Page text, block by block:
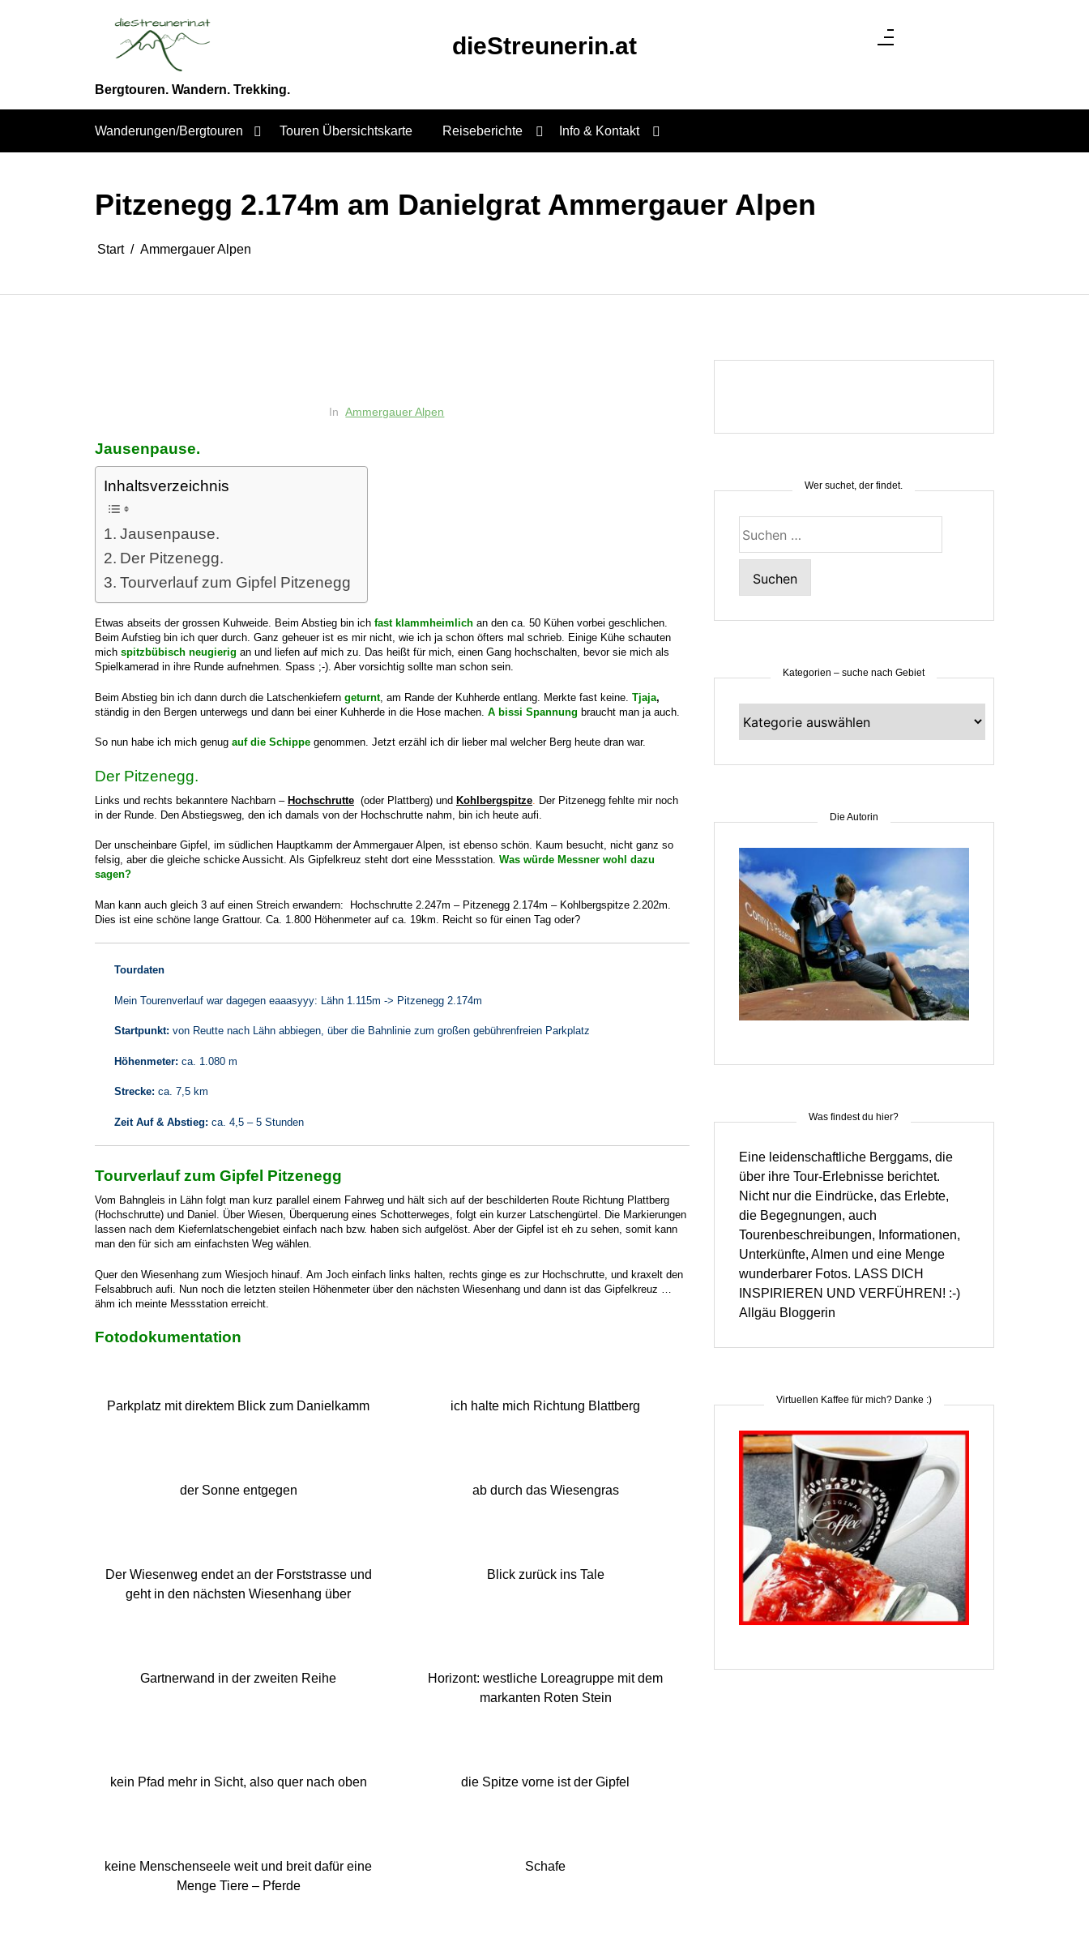
dieStreunerin.at
Bergtouren. Wandern. Trekking.
Wanderungen/Bergtouren Touren Übersichtskarte Reiseberichte Info & Kontakt
Pitzenegg 2.174m am Danielgrat Ammergauer Alpen
Start Ammergauer Alpen
In Ammergauer Alpen
Jausenpause.
Inhaltsverzeichnis
Jausenpause.
Der Pitzenegg.
Tourverlauf zum Gipfel Pitzenegg
Etwas abseits der grossen Kuhweide. Beim Abstieg bin ich fast klammheimlich an den ca. 50 Kühen vorbei geschlichen.
Beim Aufstieg bin ich quer durch. Ganz geheuer ist es mir nicht, wie ich ja schon öfters mal schrieb. Einige Kühe schauten
mich spitzbübisch neugierig an und liefen auf mich zu. Das heißt für mich, einen Gang hochschalten, bevor sie mich als
Spielkamerad in ihre Runde aufnehmen. Spass ;-). Aber vorsichtig sollte man schon sein.
Beim Abstieg bin ich dann durch die Latschenkiefern geturnt, am Rande der Kuhherde entlang. Merkte fast keine. Tjaja,
ständig in den Bergen unterwegs und dann bei einer Kuhherde in die Hose machen. A bissi Spannung braucht man ja auch.
So nun habe ich mich genug auf die Schippe genommen. Jetzt erzähl ich dir lieber mal welcher Berg heute dran war.
Der Pitzenegg.
Links und rechts bekanntere Nachbarn – Hochschrutte (oder Plattberg) und Kohlbergspitze Der Pitzenegg fehlte mir noch
in der Runde. Den Abstiegsweg, den ich damals von der Hochschrutte nahm, bin ich heute aufi.
Der unscheinbare Gipfel, im südlichen Hauptkamm der Ammergauer Alpen, ist ebenso schön. Kaum besucht, nicht ganz so
felsig, aber die gleiche schicke Aussicht. Als Gipfelkreuz steht dort eine Messstation. Was würde Messner wohl dazu
sagen?
Man kann auch gleich 3 auf einen Streich erwandern: Hochschrutte 2.247m – Pitzenegg 2.174m – Kohlbergspitze 2.202m.
Dies ist eine schöne lange Grattour. Ca. 1.800 Höhenmeter auf ca. 19km. Reicht so für einen Tag oder?
Tourdaten
Mein Tourenverlauf war dagegen eaaasyyy: Lähn 1.115m -> Pitzenegg 2.174m
Startpunkt: von Reutte nach Lähn abbiegen, über die Bahnlinie zum großen gebührenfreien Parkplatz
Höhenmeter: ca. 1.080 m
Strecke: ca. 7,5 km
Zeit Auf & Abstieg: ca. 4,5 – 5 Stunden
Tourverlauf zum Gipfel Pitzenegg
Vom Bahngleis in Lähn folgt man kurz parallel einem Fahrweg und hält sich auf der beschilderten Route Richtung Plattberg
(Hochschrutte) und Daniel. Über Wiesen, Überquerung eines Schotterweges, folgt ein kurzer Latschengürtel. Die Markierungen
lassen nach dem Kiefernlatschengebiet einfach nach bzw. haben sich aufgelöst. Aber der Gipfel ist eh zu sehen, somit kann
man den für sich am einfachsten Weg wählen.
Quer den Wiesenhang zum Wiesjoch hinauf. Am Joch einfach links halten, rechts ginge es zur Hochschrutte, und kraxelt den
Felsabbruch aufi. Nun noch die letzten steilen Höhenmeter über den nächsten Wiesenhang und dann ist das Gipfelkreuz …
ähm ich meinte Messstation erreicht.
Fotodokumentation
Parkplatz mit direktem Blick zum Danielkamm ich halte mich Richtung Blattberg
der Sonne entgegen ab durch das Wiesengras
Der Wiesenweg endet an der Forststrasse und
geht in den nächsten Wiesenhang über
Blick zurück ins Tale
Gartnerwand in der zweiten Reihe
Horizont: westliche Loreagruppe mit dem
markanten Roten Stein
kein Pfad mehr in Sicht, also quer nach oben die Spitze vorne ist der Gipfel
keine Menschenseele weit und breit dafür eine
Menge Tiere – Pferde
Schafe
Wer suchet, der findet.
nach:
Kategorien – suche nach Gebiet
–
Die Autorin
Was findest du hier?
Eine leidenschaftliche Berggams, die
über ihre Tour-Erlebnisse berichtet.
Nicht nur die Eindrücke, das Erlebte,
die Begegnungen, auch
Tourenbeschreibungen, Informationen,
Unterkünfte, Almen und eine Menge
wunderbarer Fotos. LASS DICH
INSPIRIEREN UND VERFÜHREN! :-)
Allgäu Bloggerin
Virtuellen Kaffee für mich? Danke :)